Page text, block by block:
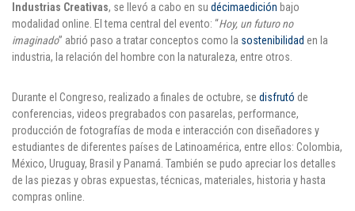
Industrias Creativas, se llevó a cabo en su décimaedición bajo
modalidad online. El tema central del evento: “Hoy, un futuro no
imaginado” abrió paso a tratar conceptos como la sostenibilidad en la
industria, la relación del hombre con la naturaleza, entre otros.
Durante el Congreso, realizado a finales de octubre, se disfrutó de
conferencias, videos pregrabados con pasarelas, performance,
producción de fotografías de moda e interacción con diseñadores y
estudiantes de diferentes países de Latinoamérica, entre ellos: Colombia,
México, Uruguay, Brasil y Panamá. También se pudo apreciar los detalles
de las piezas y obras expuestas, técnicas, materiales, historia y hasta
compras online.
Puntos de pago
Empleo
Contáctanos
Comunícate con nosotros